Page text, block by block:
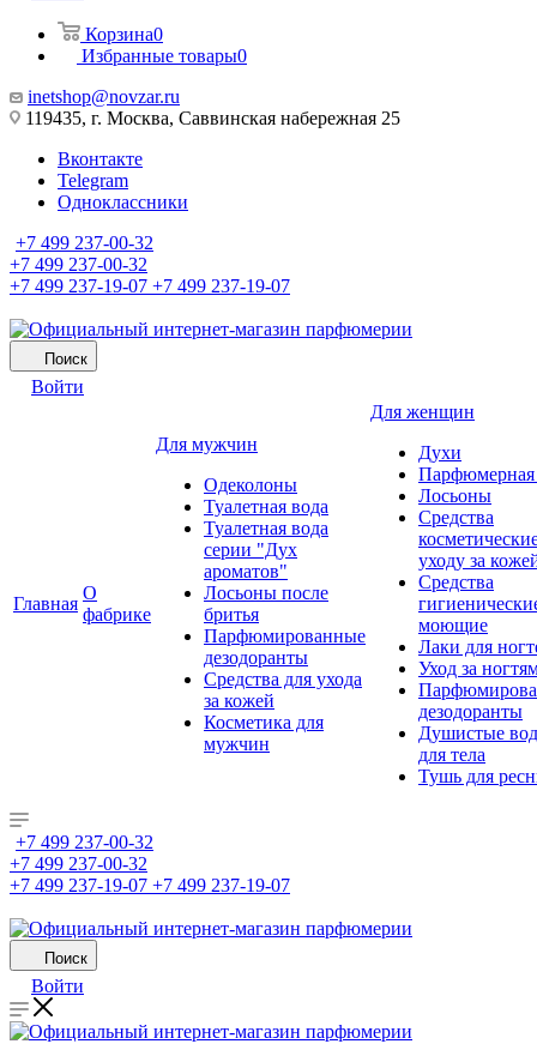
Корзина0
Избранные товары0
inetshop@novzar.ru
119435, г. Москва, Саввинская набережная 25
Вконтакте
Telegram
Одноклассники
+7 499 237-00-32
+7 499 237-00-32
+7 499 237-19-07 +7 499 237-19-07
Поиск
Войти
Главная
О
фабрике
Для мужчин
Одеколоны
Туалетная вода
Туалетная вода
серии "Дух
ароматов"
Лосьоны после
бритья
Парфюмированные
дезодоранты
Средства для ухода
за кожей
Косметика для
мужчин
Для женщин
Духи
Парфюмерная
Лосьоны
Средства
уходу за
Средства
моющие
Лаки для
Уход за
дезодоранты
Душистые
для тела
Тушь для
+7 499 237-00-32
+7 499 237-00-32
+7 499 237-19-07 +7 499 237-19-07
Поиск
Войти